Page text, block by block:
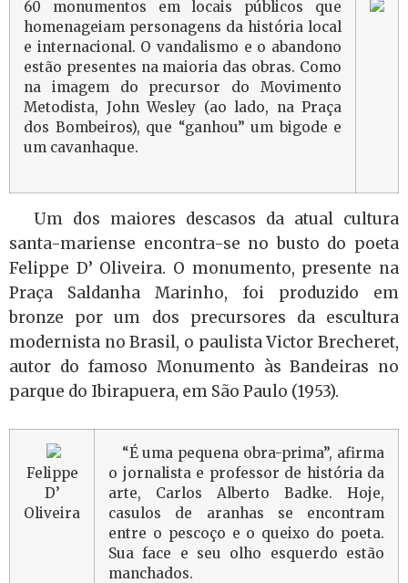
60 monumentos em locais públicos que
homenageiam personagens da história local
e internacional. O vandalismo e o abandono
estão presentes na maioria das obras. Como
na imagem do precursor do Movimento
Metodista, John Wesley (ao lado, na Praça
dos Bombeiros), que “ganhou” um bigode e
um cavanhaque.
Um dos maiores descasos da atual cultura
santa-mariense encontra-se no busto do poeta
Felippe D’ Oliveira. O monumento, presente na
Praça Saldanha Marinho, foi produzido em
bronze por um dos precursores da escultura
modernista no Brasil, o paulista Victor Brecheret,
autor do famoso Monumento às Bandeiras no
parque do Ibirapuera, em São Paulo (1953).
Felippe
D’
Oliveira
“É uma pequena obra-prima”, afirma
o jornalista e professor de história da
arte, Carlos Alberto Badke. Hoje,
casulos de aranhas se encontram
entre o pescoço e o queixo do poeta.
Sua face e seu olho esquerdo estão
manchados.